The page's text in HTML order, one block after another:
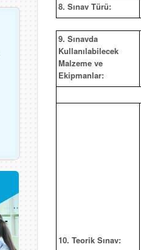
8. Sınav Türü:
9. Sınavda
Kullanılabilecek
Malzeme ve
Ekipmanlar:
10. Teorik Sınav: